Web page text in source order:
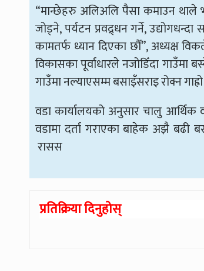
“मान्छेहरु अलिअलि पैसा कमाउन थाले
जोड्ने, पर्यटन प्रवद्र्धन गर्ने,
कामतर्फ ध्यान दिएका छौँ”, अध्यक्ष
विकासका पूर्वाधारले नजोडिँदा गाउँमा
गाउँमा नल्याएसम्म बसाइँसराइ रोक्न
वडा कार्यालयको अनुसार चालु आर्थिक
वडामा दर्ता गराएका बाहेक अझै बढी
रासस
प्रतिक्रिया दिनुहोस्